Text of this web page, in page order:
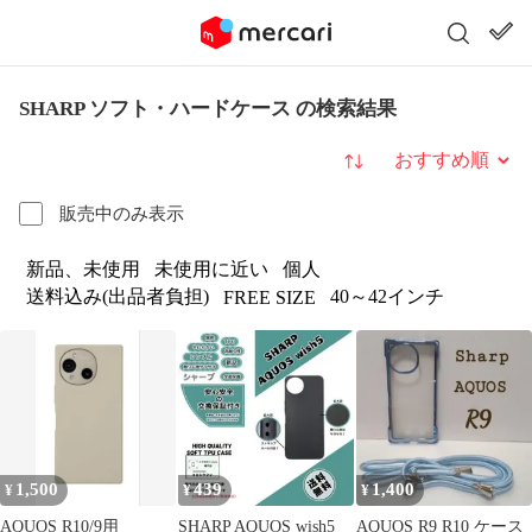
SHARP ソフト・ハードケース の検索結果
販売中のみ表示
並び替え
新品、未使用 未使用に近い
個人
送料込み(出品者負担)
FREE SIZE 40～42インチ
¥ 1,500
AQUOS R10/9用
¥439
SHARP AQUOS wish5
¥1,400
AQUOS R9 R10 ケース